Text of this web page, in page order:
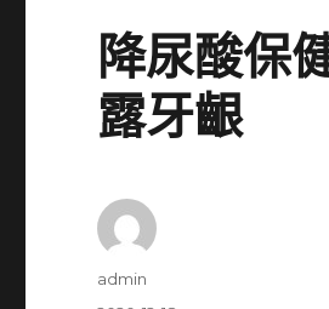
降尿酸保
露牙齦
作
admin